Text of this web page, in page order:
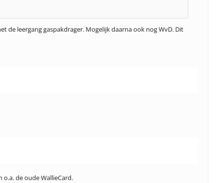
de leergang gaspakdrager. Mogelijk daarna ook nog WvD. Dit
de oude WallieCard.